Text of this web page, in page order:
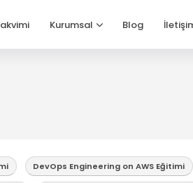
Kurumsal Blog
DevOps Engineering on AWS Eğitimi